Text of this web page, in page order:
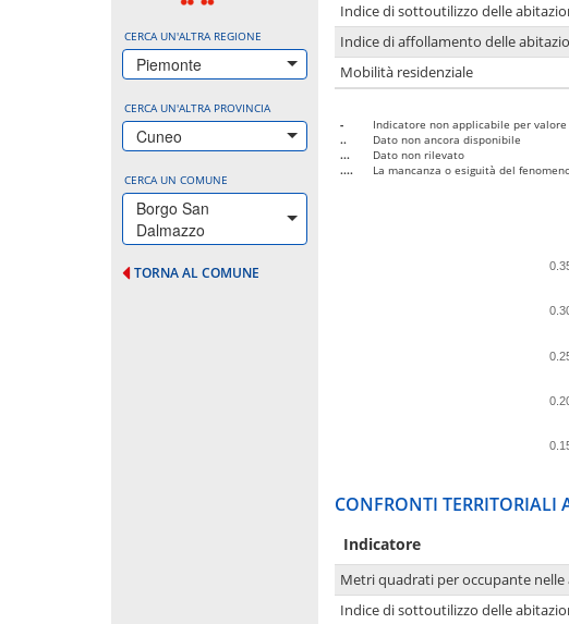
CERCA UN'ALTRA REGIONE
Piemonte
CERCA UN'ALTRA PROVINCIA
Cuneo
CERCA UN COMUNE
Borgo San
Dalmazzo
TORNA AL COMUNE
Indice di sottoutilizzo delle
Indice di affollamento delle
Mobilità residenziale
-
Indicatore non applicabile per
..
Dato non ancora disponibile
...
Dato non rilevato
....
La mancanza o esiguità del
CONFRONTI TERRITORIALI
Indicatore
Metri quadrati per occupante
Indice di sottoutilizzo delle